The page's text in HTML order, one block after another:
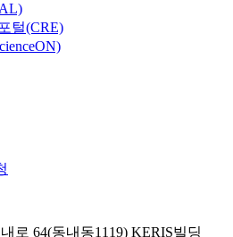
털(CRE)
로 64(동내동1119) KERIS빌딩